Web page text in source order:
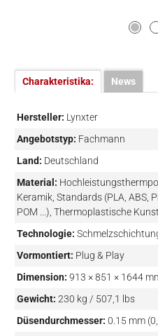
Charakteristika: News
Hersteller: Lynxter
Angebotstyp: Fachmann
Land: Deutschland
Material:
Keramik, Standards (PLA, ABS,
POM ...), Thermoplastische
Technologie:
Vormontiert: Plug & Play
Dimension: 913 × 851 × 1644
Gewicht: 230 kg / 507,1 lbs
Düsendurchmesser: 0.15 mm